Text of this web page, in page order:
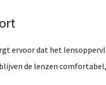
ervoor dat het
de lenzen